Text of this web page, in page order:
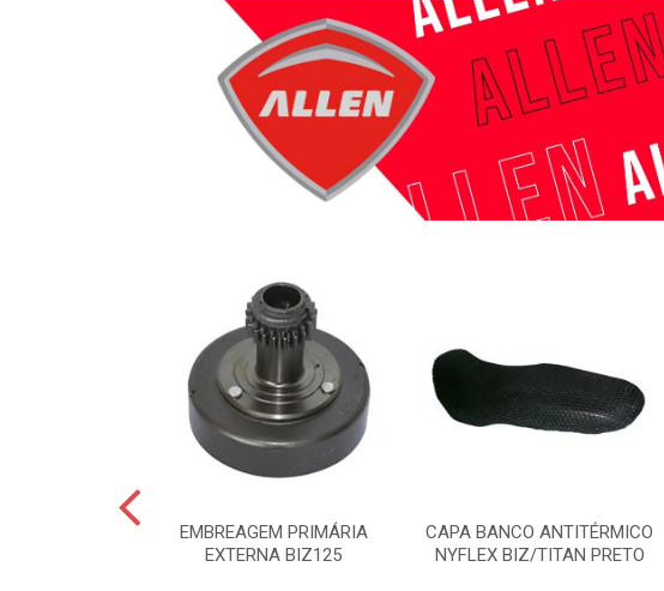
EMBREAGEM PRIMÁRIA
EXTERNA BIZ125
CAPA BANCO ANTITÉRMICO
NYFLEX BIZ/TITAN PRETO